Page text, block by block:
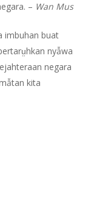
– Wan Mus
imbuhan buat
nyẫwa
negara
kita